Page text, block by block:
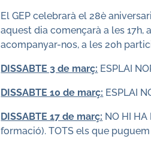
El GEP celebrarà el 28è
aquest dia començarà a les 17h,
acompanyar-nos, a les 20h
DISSABTE 3 de març: ESPLAI
DISSABTE 10 de març: ESPLAI
DISSABTE 17 de març: NO HI
formació). TOTS els que